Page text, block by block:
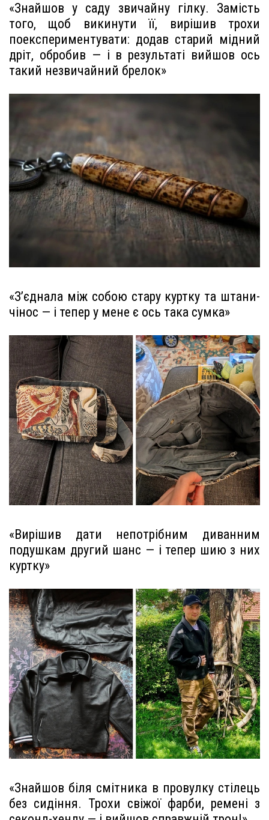
«Знайшов у саду звичайну гілку. Замість
того, щоб викинути її, вирішив трохи
поекспериментувати: додав старий мідний
дріт, обробив — і в результаті вийшов ось
такий незвичайний брелок»
«З’єднала між собою стару куртку та штани-
чінос — і тепер у мене є ось така сумка»
«Вирішив дати непотрібним диванним
подушкам другий шанс — і тепер шию з них
куртку»
«Знайшов біля смітника в провулку стілець
без сидіння. Трохи свіжої фарби, ремені з